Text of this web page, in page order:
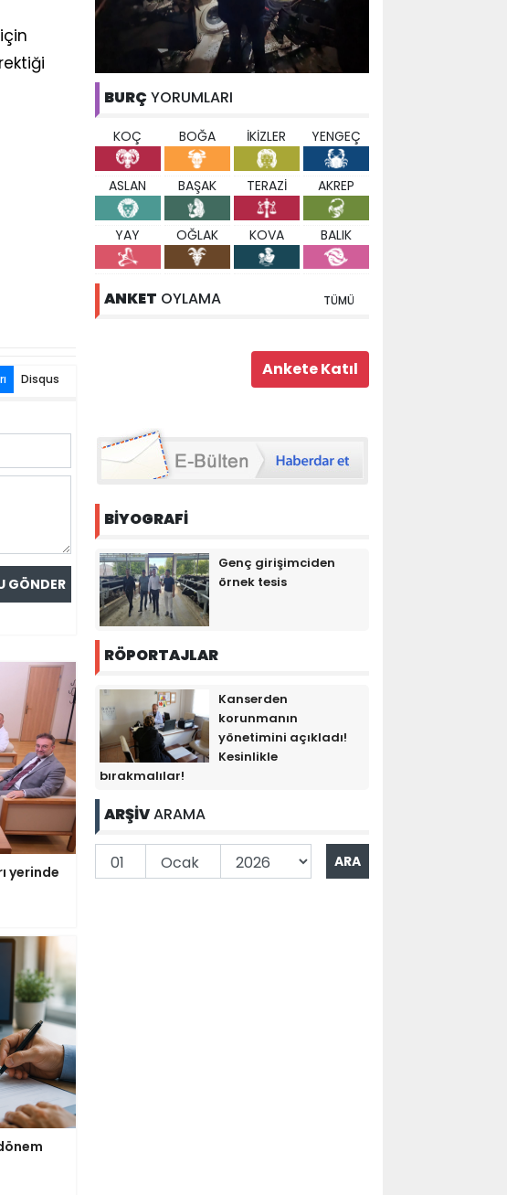
Disqus
yerinde
BURÇ YORUMLARI
KOÇ BOĞA İKİZLER YENGEÇ
ASLAN BAŞAK TERAZİ AKREP
YAY OĞLAK KOVA BALIK
ANKET OYLAMA TÜMÜ
BİYOGRAFİ
Genç girişimciden
örnek tesis
RÖPORTAJLAR
Kanserden
korunmanın
yönetimini açıkladı!
Kesinlikle
bırakmalılar!
ARŞİVARAMA